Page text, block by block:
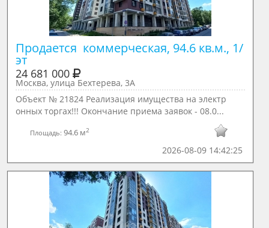
Продается  коммерческая, 94.6 кв.м., 1/
эт
24 681 000
Москва, улица Бехтерева, 3А
Объект № 21824 Реализация имущества на электр
онных торгах!!! Окончание приема заявок - 08.0...
Площадь:94.6 м2
2026-08-09 14:42:25